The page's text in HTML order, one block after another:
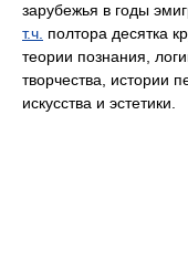
зарубежья в годы
т.ч. полтора десятка
теории познания,
творчества, истории
искусства и эстетики.